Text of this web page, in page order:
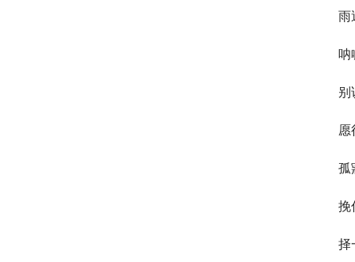
雨
呐
别
愿
孤
挽
择